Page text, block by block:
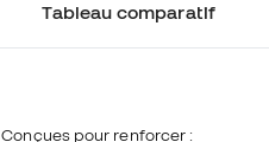
Tableau comparatif
Conçues pour renforcer :